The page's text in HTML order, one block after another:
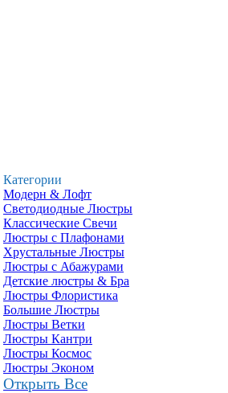
Категории
Модерн & Лофт
Светодиодные Люстры
Классические Свечи
Люстры с Плафонами
Хрустальные Люстры
Люстры с Абажурами
Детские люстры & Бра
Люстры Флористика
Большие Люстры
Люстры Ветки
Люстры Кантри
Люстры Космос
Люстры Эконом
Открыть Все